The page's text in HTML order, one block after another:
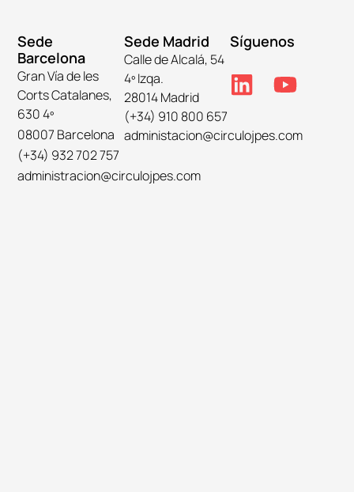
Sede
Barcelona
Gran Vía de les
Corts Catalanes,
630 4º
08007 Barcelona
(+34) 932 702 757
administracion@circulojpes.com
Sede Madrid
Calle de Alcalá, 54
4º Izqa.
28014 Madrid
(+34) 910 800 657
administacion@circulojpes.com
Síguenos